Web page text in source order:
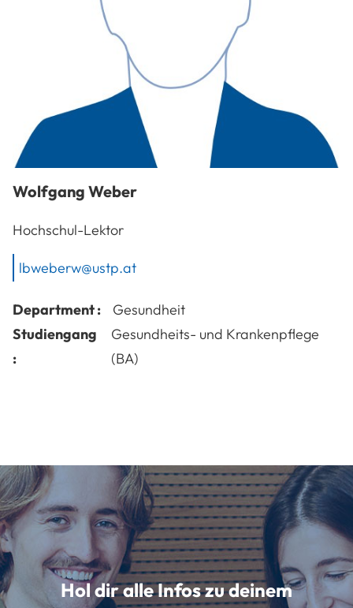
Wolfgang Weber
Hochschul-Lektor
lbweberw@ustp.at
Department :
Gesundheit
Studiengang
:
Gesundheits- und Krankenpflege
(BA)
Hol dir alle Infos zu deinem